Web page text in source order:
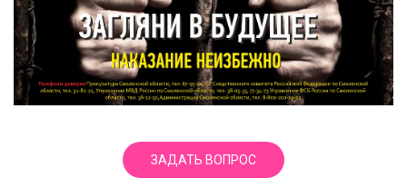
ЗАДАТЬ ВОПРОС